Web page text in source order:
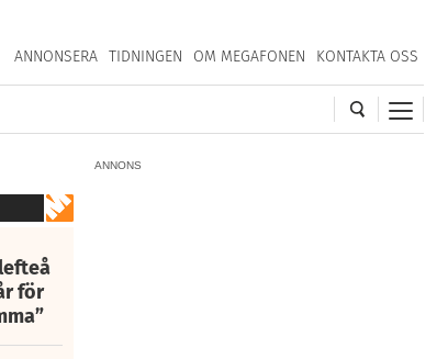
ANNONSERA TIDNINGEN OM MEGAFONEN KONTAKTA OSS
ANNONS
för